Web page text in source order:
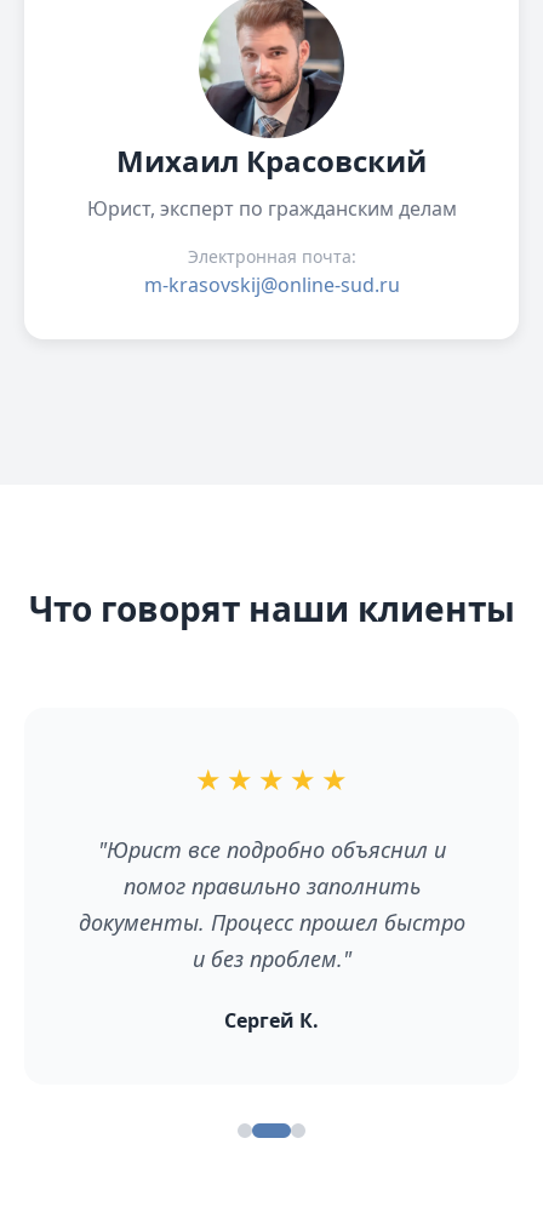
Михаил Красовский
Юрист, эксперт по гражданским делам
Электронная почта:
m-krasovskij@online-sud.ru
Что говорят наши клиенты
★ ★
"Отличный сервис! Сэкономила
время и нервы. Рекомендую всем,
хочет оформить развод без
хлопот."